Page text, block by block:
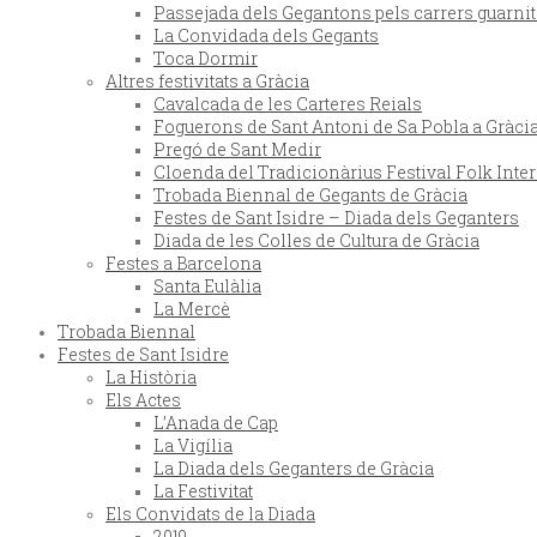
Passejada dels Gegantons pels carrers
La Convidada dels Gegants
Toca Dormir
Altres festivitats a Gràcia
Cavalcada de les Carteres Reials
Foguerons de Sant Antoni de Sa Pobla a
Pregó de Sant Medir
Cloenda del Tradicionàrius Festival Folk
Trobada Biennal de Gegants de Gràcia
Festes de Sant Isidre – Diada dels Geganters
Diada de les Colles de Cultura de Gràcia
Festes a Barcelona
Santa Eulàlia
La Mercè
Trobada Biennal
Festes de Sant Isidre
La Història
Els Actes
L’Anada de Cap
La Vigília
La Diada dels Geganters de Gràcia
La Festivitat
Els Convidats de la Diada